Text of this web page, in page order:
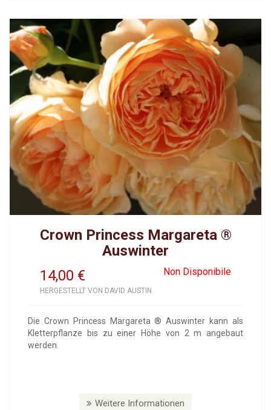
Crown Princess Margareta ®
Auswinter
14,00
Non Disponibile
€
HERGESTELLT VON DAVID AUSTIN
Die Crown Princess Margareta ® Auswinter kann als
Kletterpflanze bis zu einer Höhe von 2 m angebaut
werden.
Weitere Informationen